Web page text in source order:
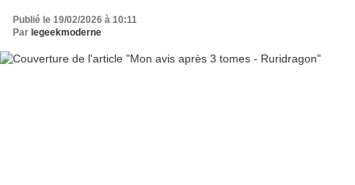
Publié le 19/02/2026 à 10:11
Par legeekmoderne